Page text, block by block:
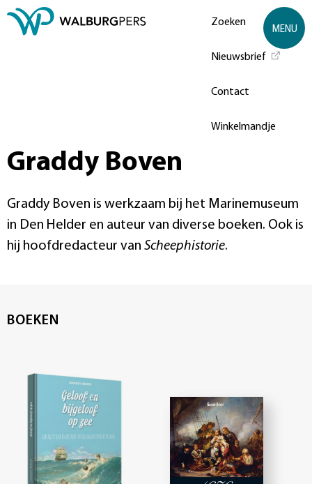
Zoeken
Nieuwsbrief
Contact
Winkelmandje
MENU
Graddy Boven
Graddy Boven is werkzaam bij het Marinemuseum
in Den Helder en auteur van diverse boeken. Ook is
hij hoofdredacteur van Scheephistorie.
BOEKEN